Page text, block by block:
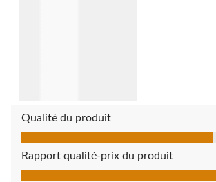
Qualité du produit
Qualité du produit, 4.0 sur 5
Rapport qualité-prix du produit
Rapport qualité-prix du produit, 5.0 sur